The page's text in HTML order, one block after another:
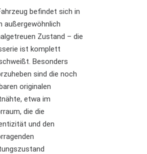
befindet sich in
außergewöhnlich
Zustand – die
ist komplett
Besonders
sind die noch
originalen
etwa im
die die
und den